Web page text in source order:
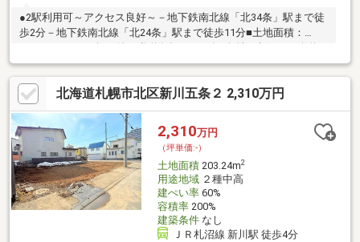
●2駅利用可～アクセス良好～－地下鉄南北線「北34条」駅まで徒
歩2分－地下鉄南北線「北24条」駅まで徒歩11分■土地面積：
幅員：約14.5ｍ―西側 （公道）幅員：約6.0ｍ■第一種住居地域■
建ぺい率：70％ 容積率：200％■建築条件付き土地ではありませ
ん■生活利便性良好
北海道札幌市北区新川五条２ 2,310万円
2,310万円
（坪単価:-）
土地面積203.24m2
用途地域２種中高
建ぺい率60%
容積率200%
建築条件なし
ＪＲ札沼線 新川駅 徒歩4分